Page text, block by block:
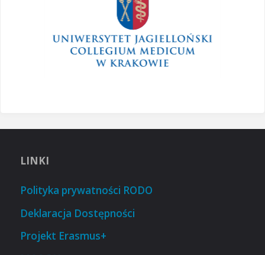
LINKI
Polityka prywatności RODO
Deklaracja Dostępności
Projekt Erasmus+